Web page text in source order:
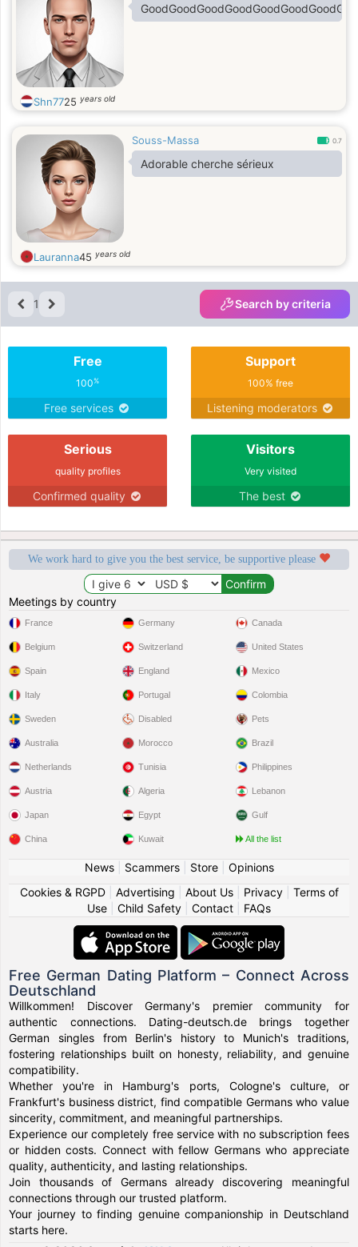
Shn7725 years old
Souss-Massa 0.7
Adorable cherche sérieux
Lauranna45 years old
1 Search by criteria
Free
100%
Free services
Support
100% free
Listening moderators
Serious
quality profiles
Confirmed quality
Visitors
Very visited
The best
We work hard to give you the best service, be supportive please
Meetings by country
France
Belgium
Spain
Italy
Sweden
Germany
Switzerland
England
Portugal
Disabled
Canada
United States
Mexico
Colombia
Pets
Australia
Netherlands
Austria
Japan
China
Morocco
Tunisia
Algeria
Egypt
Kuwait
Brazil
Philippines
Lebanon
Gulf
All the list
News| Scammers| Store| Opinions
Cookies & RGPD| Advertising About Us| Privacy| Terms of
Use
Child Safety Contact FAQs
Free German Dating Platform – Connect Across
Deutschland
Willkommen! Discover Germany's premier community for
authentic connections. Dating-deutsch.de brings together
German singles from Berlin's history to Munich's traditions,
fostering relationships built on honesty, reliability, and genuine
compatibility.
Whether you're in Hamburg's ports, Cologne's culture, or
Frankfurt's business district, find compatible Germans who value
sincerity, commitment, and meaningful partnerships.
Experience our completely free service with no subscription fees
or hidden costs. Connect with fellow Germans who appreciate
quality, authenticity, and lasting relationships.
Join thousands of Germans already discovering meaningful
connections through our trusted platform.
Your journey to finding genuine companionship in Deutschland
starts here.